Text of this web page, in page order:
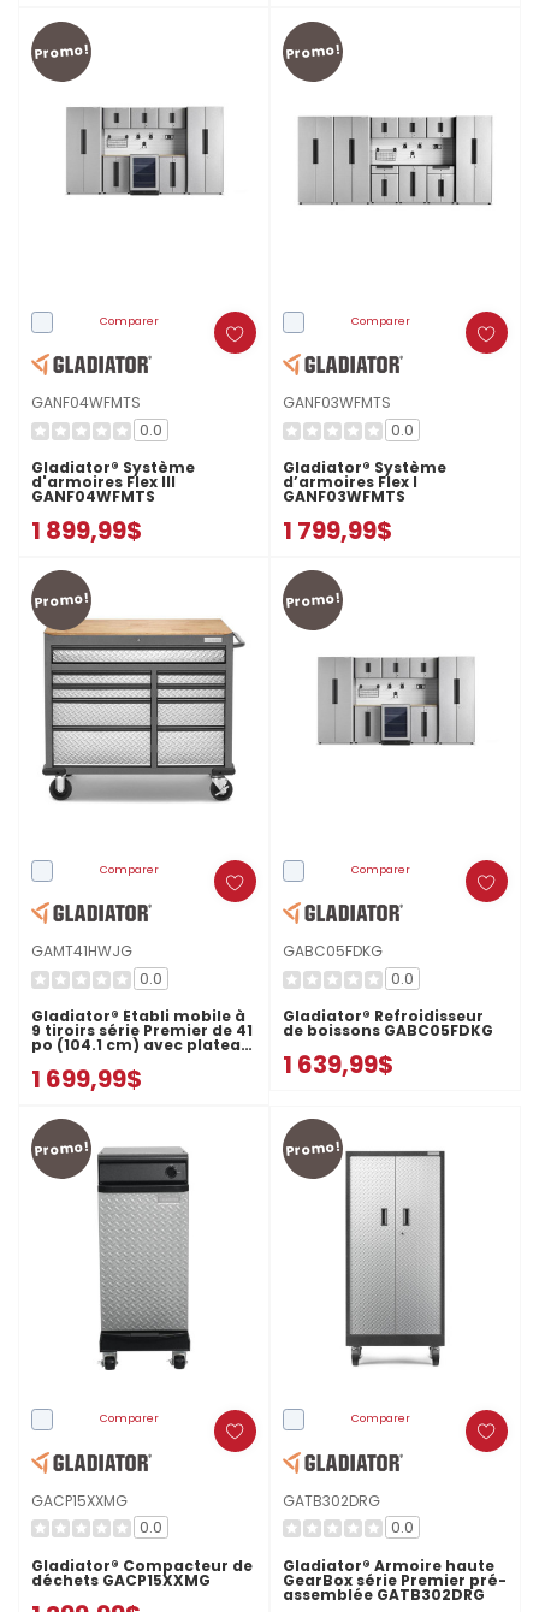
Promo!
Comparer
GANF04WFMTS
0.0
Gladiator® Système
d'armoires Flex III
GANF04WFMTS
1 899,99$
Promo!
Comparer
GANF03WFMTS
0.0
Gladiator® Système
d’armoires Flex I
GANF03WFMTS
1 799,99$
Promo!
Comparer
GAMT41HWJG
0.0
Gladiator® Établi mobile à
9 tiroirs série Premier de 41
po (104.1 cm) avec plateau
en bois massif
GAMT41HWJG
1 699,99$
Promo!
Comparer
GABC05FDKG
0.0
Gladiator® Refroidisseur
de boissons GABC05FDKG
1 639,99$
Promo!
Comparer
GACP15XXMG
0.0
Gladiator® Compacteur de
déchets GACP15XXMG
Promo!
Comparer
GATB302DRG
0.0
Gladiator® Armoire haute
GearBox série Premier pré-
assemblée GATB302DRG